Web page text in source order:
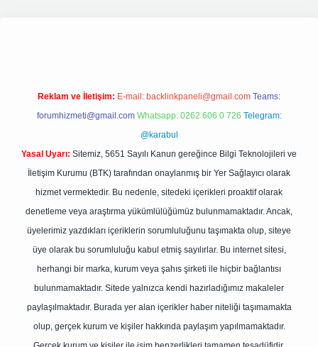
Reklam ve İletişim: E-mail: backlinkpaneli@gmail.com Teams:
forumhizmeti@gmail.com Whatsapp: 0262 606 0 726 Telegram:
@karabul
Yasal Uyarı: Sitemiz, 5651 Sayılı Kanun gereğince Bilgi Teknolojileri ve
İletişim Kurumu (BTK) tarafından onaylanmış bir Yer Sağlayıcı olarak
hizmet vermektedir. Bu nedenle, sitedeki içerikleri proaktif olarak
denetleme veya araştırma yükümlülüğümüz bulunmamaktadır. Ancak,
üyelerimiz yazdıkları içeriklerin sorumluluğunu taşımakta olup, siteye
üye olarak bu sorumluluğu kabul etmiş sayılırlar. Bu internet sitesi,
herhangi bir marka, kurum veya şahıs şirketi ile hiçbir bağlantısı
bulunmamaktadır. Sitede yalnızca kendi hazırladığımız makaleler
paylaşılmaktadır. Burada yer alan içerikler haber niteliği taşımamakta
olup, gerçek kurum ve kişiler hakkında paylaşım yapılmamaktadır.